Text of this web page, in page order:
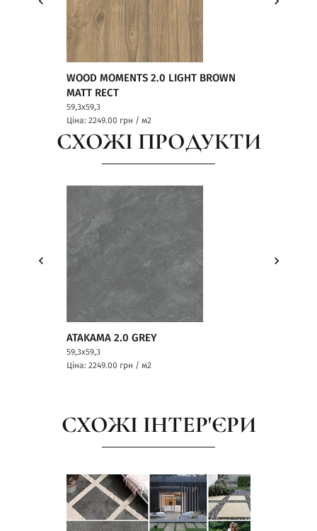
WOOD MOMENTS 2.0 LIGHT BROWN
MATT RECT
59,3x59,3
Ціна: 2249.00 грн / м2
СХОЖІ ПРОДУКТИ
ATAKAMA 2.0 GREY
59,3x59,3
Ціна: 2249.00 грн / м2
СХОЖІ ІНТЕР'ЄРИ